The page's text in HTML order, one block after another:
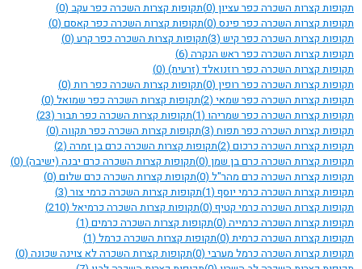
תקופות קצרות השכרה כפר עציון (0) תקופות קצרות השכרה כפר עקב (0)
תקופות קצרות השכרה כפר פינס (0) תקופות קצרות השכרה כפר קאסם (0)
תקופות קצרות השכרה כפר קיש (3) תקופות קצרות השכרה כפר קרע (0)
תקופות קצרות השכרה כפר ראש הנקרה (6)
תקופות קצרות השכרה כפר רוזנואלד (זרעית) (0)
תקופות קצרות השכרה כפר רופין (0) תקופות קצרות השכרה כפר רות (0)
תקופות קצרות השכרה כפר שמאי (2) תקופות קצרות השכרה כפר שמואל (0)
תקופות קצרות השכרה כפר שמריהו (1) תקופות קצרות השכרה כפר תבור (23)
תקופות קצרות השכרה כפר תפוח (3) תקופות קצרות השכרה כפר תקווה (0)
תקופות קצרות השכרה כרכום (2) תקופות קצרות השכרה כרם בן זמרה (2)
תקופות קצרות השכרה כרם בן שמן (0) תקופות קצרות השכרה כרם יבנה (ישיבה) (0)
תקופות קצרות השכרה כרם מהר"ל (0) תקופות קצרות השכרה כרם שלום (0)
תקופות קצרות השכרה כרמי יוסף (1) תקופות קצרות השכרה כרמי צור (3)
תקופות קצרות השכרה כרמי קטיף (0) תקופות קצרות השכרה כרמיאל (210)
תקופות קצרות השכרה כרמייה (0) תקופות קצרות השכרה כרמים (1)
תקופות קצרות השכרה כרמית (0) תקופות קצרות השכרה כרמל (1)
תקופות קצרות השכרה כרמל מערבי (0) תקופות קצרות השכרה לא צוינה שכונה (0)